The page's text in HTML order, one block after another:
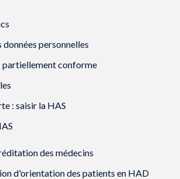
n
ê
t
r
e
)
n
ê
r
)
ê
t
e
ê
)
personnelles
partiellement conforme
: saisir la HAS
des médecins
d'orientation des patients en HAD